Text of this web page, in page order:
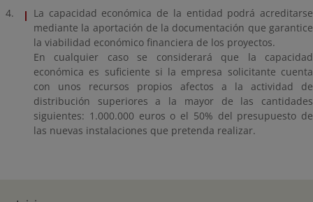
La capacidad económica de la entidad podrá acreditarse
mediante la aportación de la documentación que garantice
la viabilidad económico financiera de los proyectos.
En cualquier caso se considerará que la capacidad
económica es suficiente si la empresa solicitante cuenta
con unos recursos propios afectos a la actividad de
distribución superiores a la mayor de las cantidades
siguientes: 1.000.000 euros o el 50% del presupuesto de
las nuevas instalaciones que pretenda realizar.